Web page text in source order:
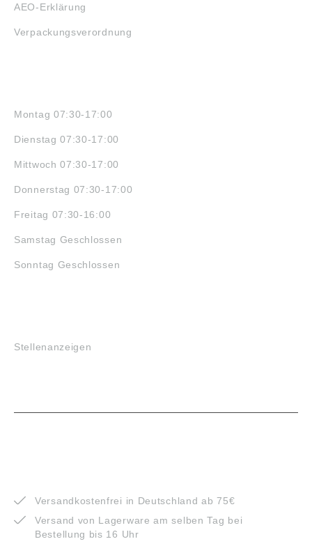
AEO-Erklärung
Verpackungsverordnung
Montag 07:30-17:00
Dienstag 07:30-17:00
Mittwoch 07:30-17:00
Donnerstag 07:30-17:00
Freitag 07:30-16:00
Samstag Geschlossen
Sonntag Geschlossen
Stellenanzeigen
Versandkostenfrei in Deutschland ab 75€
Versand von Lagerware am selben Tag bei
Bestellung bis 16 Uhr